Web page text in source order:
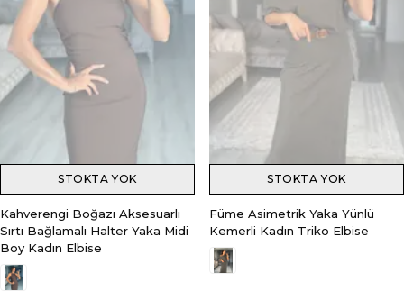
STOKTA YOK
Kahverengi Boğazı Aksesuarlı
Sırtı Bağlamalı Halter Yaka Midi
Boy Kadın Elbise
STOKTA YOK
Füme Asimetrik Yaka Yünlü
Kemerli Kadın Triko Elbise